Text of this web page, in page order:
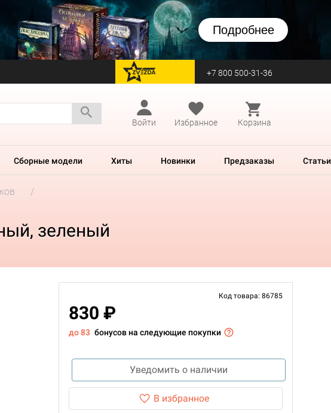
Подробнее
перейти на Zvezda +7 800 500-31-36
Войти
Избранное Корзина
Сборные модели Хиты Новинки Предзаказы Статьи
зеленый
Код товара: 86785
830 ₽
до 83 бонусов на следующие покупки
Уведомить о наличии
В избранное